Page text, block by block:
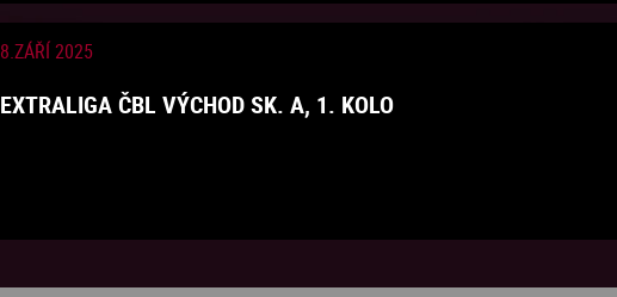
EXTRALIGA ČBL VÝCHOD SK. A, 1. KOLO
8.ZÁŘÍ 2025